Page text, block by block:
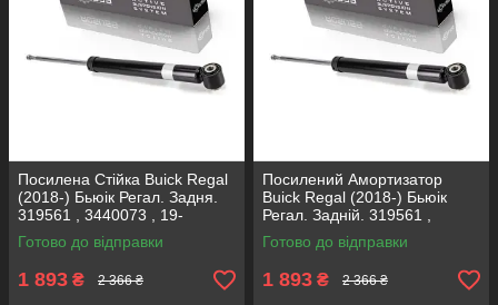
Посилена Стійка Buick Regal
(2018-) Бьюік Регал. Задня.
319561 , 3440073 , 19-
280615. KOREA Аксусс!
Готово до відправки
1 893 ₴ 2 366 ₴
Посилений Амортизатор
Buick Regal (2018-) Бьюік
Регал. Задній. 319561 ,
3440073 , 19-280615. KOREA
Аксусс!
Готово до відправки
1 893 ₴ 2 366 ₴